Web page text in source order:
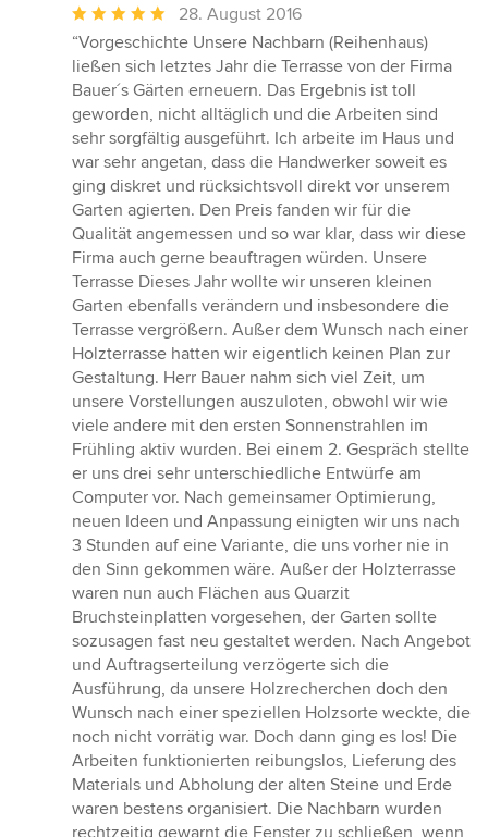
Durchschnittliche
Bewertung:
5
von
5
Sternen
28. August 2016
“Vorgeschichte Unsere Nachbarn (Reihenhaus)
ließen sich letztes Jahr die Terrasse von der Firma
Bauer´s Gärten erneuern. Das Ergebnis ist toll
geworden, nicht alltäglich und die Arbeiten sind
sehr sorgfältig ausgeführt. Ich arbeite im Haus und
war sehr angetan, dass die Handwerker soweit es
ging diskret und rücksichtsvoll direkt vor unserem
Garten agierten. Den Preis fanden wir für die
Qualität angemessen und so war klar, dass wir diese
Firma auch gerne beauftragen würden. Unsere
Terrasse Dieses Jahr wollte wir unseren kleinen
Garten ebenfalls verändern und insbesondere die
Terrasse vergrößern. Außer dem Wunsch nach einer
Holzterrasse hatten wir eigentlich keinen Plan zur
Gestaltung. Herr Bauer nahm sich viel Zeit, um
unsere Vorstellungen auszuloten, obwohl wir wie
viele andere mit den ersten Sonnenstrahlen im
Frühling aktiv wurden. Bei einem 2. Gespräch stellte
er uns drei sehr unterschiedliche Entwürfe am
Computer vor. Nach gemeinsamer Optimierung,
neuen Ideen und Anpassung einigten wir uns nach
3 Stunden auf eine Variante, die uns vorher nie in
den Sinn gekommen wäre. Außer der Holzterrasse
waren nun auch Flächen aus Quarzit
Bruchsteinplatten vorgesehen, der Garten sollte
sozusagen fast neu gestaltet werden. Nach Angebot
und Auftragserteilung verzögerte sich die
Ausführung, da unsere Holzrecherchen doch den
Wunsch nach einer speziellen Holzsorte weckte, die
noch nicht vorrätig war. Doch dann ging es los! Die
Arbeiten funktionierten reibungslos, Lieferung des
Materials und Abholung der alten Steine und Erde
waren bestens organisiert. Die Nachbarn wurden
rechtzeitig gewarnt die Fenster zu schließen, wenn